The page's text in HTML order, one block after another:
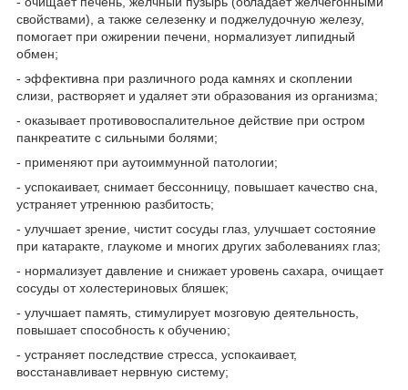
свойствами), а также селезенку и поджелудочную железу,
помогает при ожирении печени, нормализует липидный
обмен;
- эффективна при различного рода камнях и скоплении
слизи, растворяет и удаляет эти образования из организма;
- оказывает противовоспалительное действие при остром
панкреатите с сильными болями;
- применяют при аутоиммунной патологии;
- успокаивает, снимает бессонницу, повышает качество сна,
устраняет утреннюю разбитость;
- улучшает зрение, чистит сосуды глаз, улучшает состояние
при катаракте, глаукоме и многих других заболеваниях глаз;
- нормализует давление и снижает уровень сахара, очищает
сосуды от холестериновых бляшек;
- улучшает память, стимулирует мозговую деятельность,
повышает способность к обучению;
- устраняет последствие стресса, успокаивает,
восстанавливает нервную систему;